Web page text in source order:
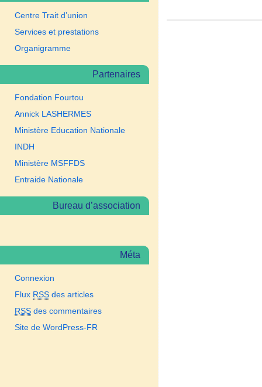
Centre Trait d’union
Services et prestations
Organigramme
Partenaires
Fondation Fourtou
Annick LASHERMES
Ministère Education Nationale
INDH
Ministère MSFFDS
Entraide Nationale
Bureau d’association
Méta
Connexion
Flux RSS des articles
RSS des commentaires
Site de WordPress-FR